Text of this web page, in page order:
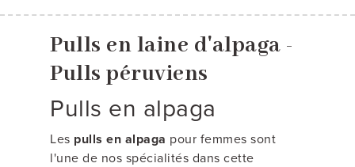
Pulls en laine d'alpaga -
Pulls péruviens
Pulls en alpaga
Les pulls en alpaga pour femmes sont
l'une de nos spécialités dans cette